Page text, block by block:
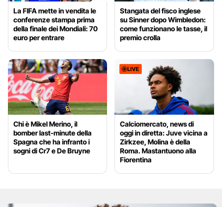
La FIFA mette in vendita le
conferenze stampa prima
della finale dei Mondiali: 70
euro per entrare
Stangata del fisco inglese
su Sinner dopo Wimbledon:
come funzionano le tasse, il
premio crolla
Chi è Mikel Merino, il
bomber last-minute della
Spagna che ha infranto i
sogni di Cr7 e De Bruyne
LIVE
Calciomercato, news di
oggi in diretta: Juve vicina a
Zirkzee, Molina è della
Roma. Mastantuono alla
Fiorentina